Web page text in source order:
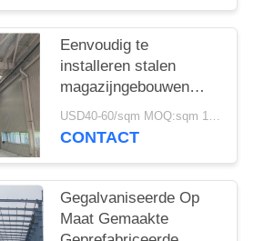
Eenvoudig te
installeren stalen
magazijngebouwen
Milieuvriendelijke
opslagoplossingen
USD40-60/sqm MOQ:sqm 1000
CONTACT
Gegalvaniseerde Op
Maat Gemaakte